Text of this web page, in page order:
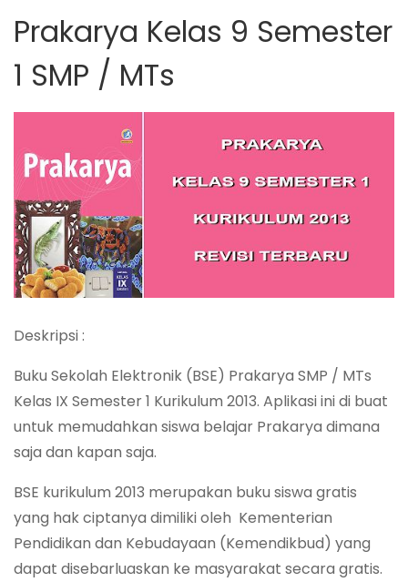
Prakarya Kelas 9 Semester
1 SMP / MTs
Deskripsi :
Buku Sekolah Elektronik (BSE) Prakarya SMP / MTs
Kelas IX Semester 1 Kurikulum 2013. Aplikasi ini di buat
untuk memudahkan siswa belajar Prakarya dimana
saja dan kapan saja.
BSE kurikulum 2013 merupakan buku siswa gratis
yang hak ciptanya dimiliki oleh Kementerian
Pendidikan dan Kebudayaan (Kemendikbud) yang
dapat disebarluaskan ke masyarakat secara gratis.